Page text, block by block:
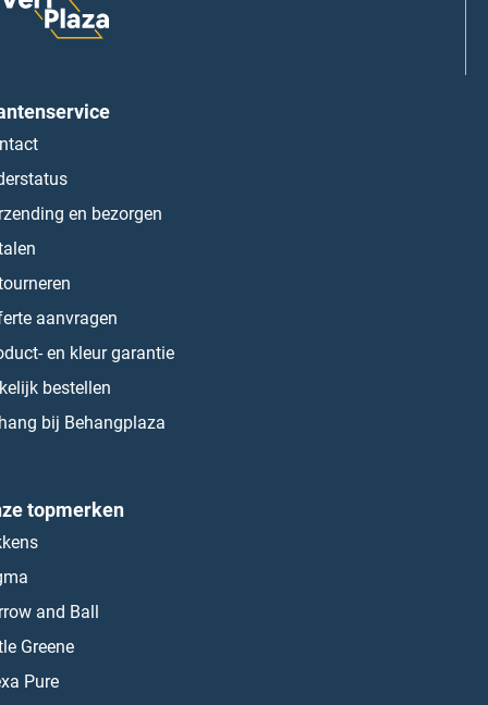
en bezorgen
aanvragen
en kleur garantie
bestellen
bij Behangplaza
topmerken
and Ball
Greene
Pure